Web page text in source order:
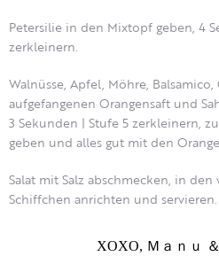
Petersilie in den Mixtopf geben, 4
zerkleinern.
Walnüsse, Apfel, Möhre,
aufgefangenen Orangensaft und
3 Sekunden | Stufe 5 zerkleinern,
geben und alles gut mit den
Salat mit Salz abschmecken, in
Schiffchen anrichten und servieren.
XOXO, Ｍａｎｕ